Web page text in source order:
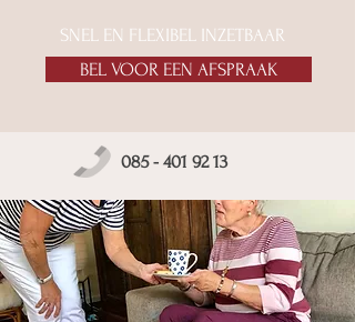
SNEL EN FLEXIBEL INZETBAAR
BEL VOOR EEN AFSPRAAK
085 - 401 92 13